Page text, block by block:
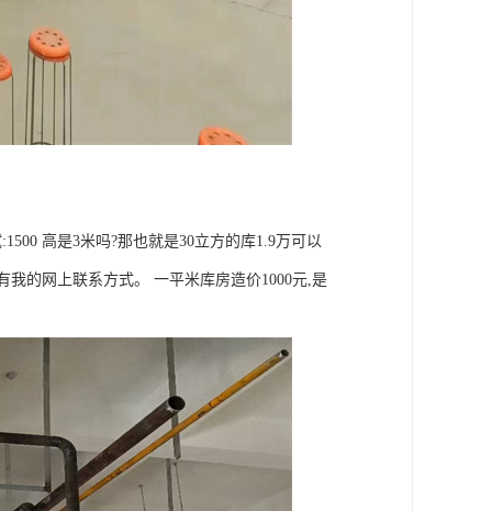
高是3米吗?那也就是30立方的库1.9万可以
我的网上联系方式。 一平米库房造价1000元,是